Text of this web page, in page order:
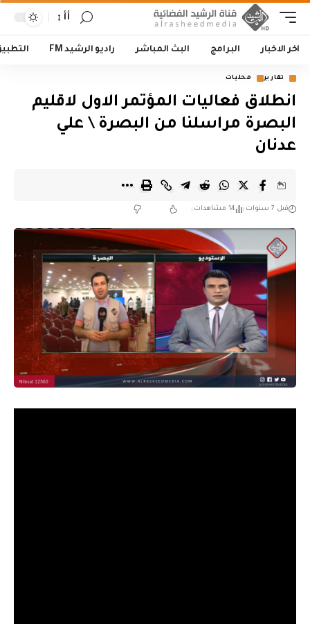
أأ
اخر الاخبار البرامج البث المباشر راديو الرشيد FM
تقارير محليات
انطلاق فعاليات المؤتمر الاول لاقليم
البصرة مراسلنا من البصرة \ علي
عدنان
قبل 7 سنوات 14 مشاهدات